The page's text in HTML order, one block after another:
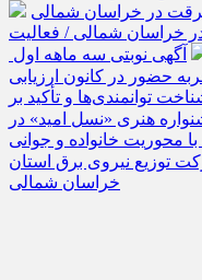
در خراسان شمالی / فعالیت
آگهی نوبتی سه ماهه اول
حضور در کانون ارزیابی
توانمندی‌ها و تأکید بر
هنری «نسل امید» در
محوریت خانواده و جوانی
توزیع نیروی برق استان
خراسان شمالی